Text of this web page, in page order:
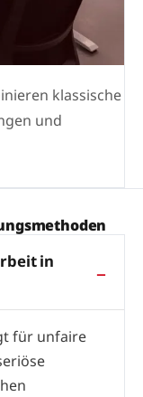
klassische
und
in
für unfaire